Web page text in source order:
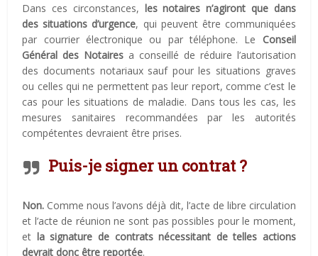
Dans ces circonstances, les notaires n’agiront que dans
des situations d’urgence, qui peuvent être communiquées
par courrier électronique ou par téléphone. Le Conseil
Général des Notaires a conseillé de réduire l’autorisation
des documents notariaux sauf pour les situations graves
ou celles qui ne permettent pas leur report, comme c’est le
cas pour les situations de maladie. Dans tous les cas, les
mesures sanitaires recommandées par les autorités
compétentes devraient être prises.
Puis-je signer un contrat ?
Non. Comme nous l’avons déjà dit, l’acte de libre circulation
et l’acte de réunion ne sont pas possibles pour le moment,
et la signature de contrats nécessitant de telles actions
devrait donc être reportée.